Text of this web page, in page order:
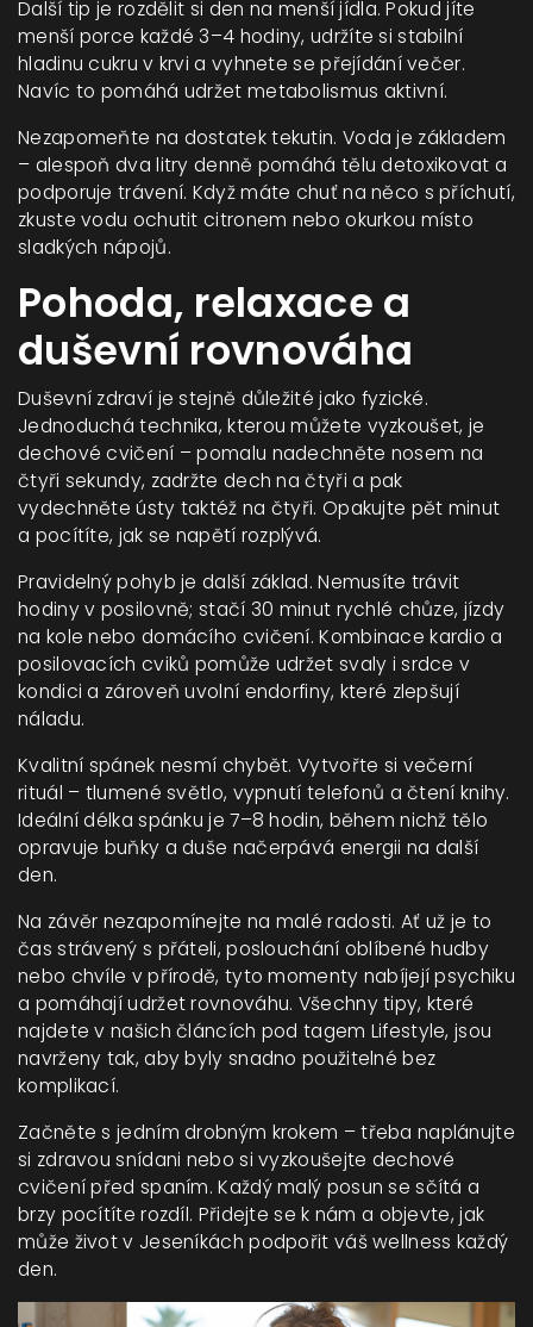
Další tip je rozdělit si den na menší jídla. Pokud jíte
menší porce každé 3–4 hodiny, udržíte si stabilní
hladinu cukru v krvi a vyhnete se přejídání večer.
Navíc to pomáhá udržet metabolismus aktivní.
Nezapomeňte na dostatek tekutin. Voda je základem
– alespoň dva litry denně pomáhá tělu detoxikovat a
podporuje trávení. Když máte chuť na něco s příchutí,
zkuste vodu ochutit citronem nebo okurkou místo
sladkých nápojů.
Pohoda, relaxace a
duševní rovnováha
Duševní zdraví je stejně důležité jako fyzické.
Jednoduchá technika, kterou můžete vyzkoušet, je
dechové cvičení – pomalu nadechněte nosem na
čtyři sekundy, zadržte dech na čtyři a pak
vydechněte ústy taktéž na čtyři. Opakujte pět minut
a pocítíte, jak se napětí rozplývá.
Pravidelný pohyb je další základ. Nemusíte trávit
hodiny v posilovně; stačí 30 minut rychlé chůze, jízdy
na kole nebo domácího cvičení. Kombinace kardio a
posilovacích cviků pomůže udržet svaly i srdce v
kondici a zároveň uvolní endorfiny, které zlepšují
náladu.
Kvalitní spánek nesmí chybět. Vytvořte si večerní
rituál – tlumené světlo, vypnutí telefonů a čtení knihy.
Ideální délka spánku je 7–8 hodin, během nichž tělo
opravuje buňky a duše načerpává energii na další
den.
Na závěr nezapomínejte na malé radosti. Ať už je to
čas strávený s přáteli, poslouchání oblíbené hudby
nebo chvíle v přírodě, tyto momenty nabíjejí psychiku
a pomáhají udržet rovnováhu. Všechny tipy, které
najdete v našich článcích pod tagem Lifestyle, jsou
navrženy tak, aby byly snadno použitelné bez
komplikací.
Začněte s jedním drobným krokem – třeba naplánujte
si zdravou snídani nebo si vyzkoušejte dechové
cvičení před spaním. Každý malý posun se sčítá a
brzy pocítíte rozdíl. Přidejte se k nám a objevte, jak
může život v Jeseníkách podpořit váš wellness každý
den.